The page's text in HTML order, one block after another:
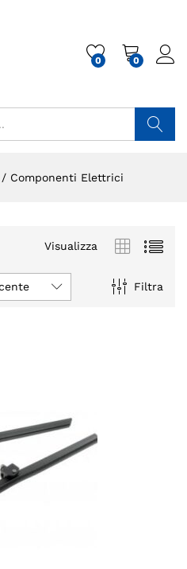
0 0
/ Componenti Elettrici
Visualizza
Filtra